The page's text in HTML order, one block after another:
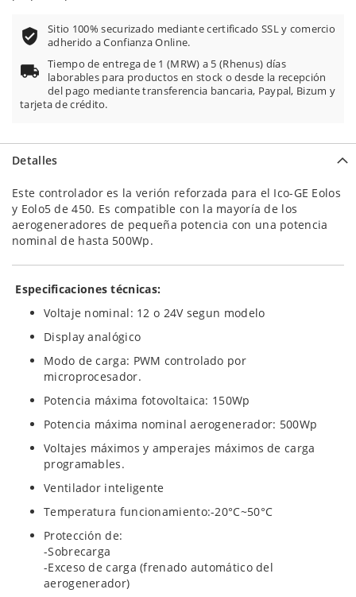
Sitio 100% securizado mediante certificado SSL y comercio
adherido a Confianza Online.
Tiempo de entrega de 1 (MRW) a 5 (Rhenus) días
laborables para productos en stock o desde la recepción
del pago mediante transferencia bancaria, Paypal, Bizum y
tarjeta de crédito.
Detalles
Este controlador es la verión reforzada para el Ico-GE Eolos
y Eolo5 de 450. Es compatible con la mayoría de los
aerogeneradores de pequeña potencia con una potencia
nominal de hasta 500Wp.
Especificaciones técnicas:
Voltaje nominal: 12 o 24V segun modelo
Display analógico
Modo de carga: PWM controlado por
microprocesador.
Potencia máxima fotovoltaica: 150Wp
Potencia máxima nominal aerogenerador: 500Wp
Voltajes máximos y amperajes máximos de carga
programables.
Ventilador inteligente
Temperatura funcionamiento:-20°C~50°C
Protección de:
-Sobrecarga
-Exceso de carga (frenado automático del
aerogenerador)